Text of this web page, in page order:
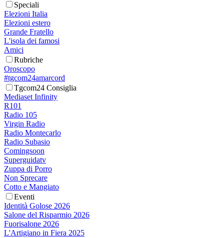
Speciali
Elezioni Italia
Elezioni estero
Grande Fratello
L'isola dei famosi
Amici
Rubriche
Oroscopo
#tgcom24amarcord
Tgcom24 Consiglia
Mediaset Infinity
R101
Radio 105
Virgin Radio
Radio Montecarlo
Radio Subasio
Comingsoon
Superguidatv
Zuppa di Porro
Non Sprecare
Cotto e Mangiato
Eventi
Identità Golose 2026
Salone del Risparmio 2026
Fuorisalone 2026
L'Artigiano in Fiera 2025